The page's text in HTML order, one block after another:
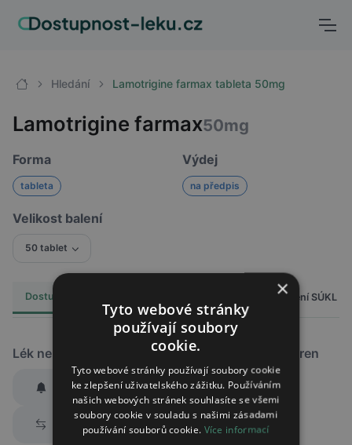
Hledání Lamotrigine farmax tableta 50mg
Lamotrigine farmax50mg
Forma
tableta
Výdej
na předpis
Velikost balení
50 tablet
Dostupnost Hlášení SÚKL
Lék není dostupný v žádné ze sledovaných lékáren
Hlídat dostupnost
Zaslat jednorázově emailem informaci o naskladnění
Praha
Prozkoumat alternativy
×
Tyto webové stránky
používají soubory
cookie.
Tyto webové stránky používají soubory cookie
ke zlepšení uživatelského zážitku. Používáním
našich webových stránek souhlasíte se všemi
soubory cookie v souladu s našimi zásadami
používání souborů cookie. Více informací